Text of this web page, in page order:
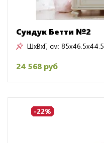
Сундук Бетти №2
ШxВxГ, см: 85x46.5x44.5
24 568 руб
-22%